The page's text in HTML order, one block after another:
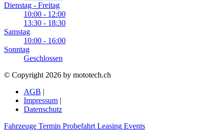
Dienstag - Freitag
10:00 - 12:00
13:30 - 18:30
Samstag
10:00 - 16:00
Sonntag
Geschlossen
© Copyright 2026 by mototech.ch
AGB |
Impressum |
Datenschutz
Fahrzeuge Termin Probefahrt Leasing Events